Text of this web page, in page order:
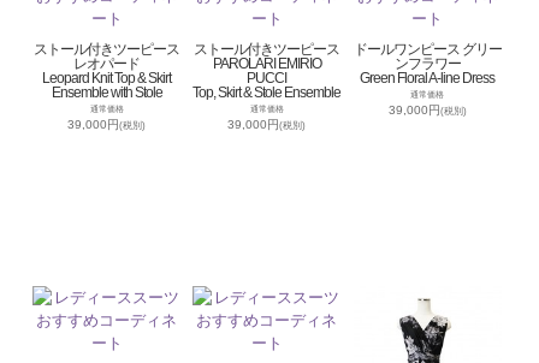
ストール付きツーピース
レオパード
Leopard Knit Top & Skirt
Ensemble with Stole
通常価格
39,000円(税別)
ストール付きツーピース
PAROLARI EMIRIO
PUCCI
Top, Skirt & Stole Ensemble
通常価格
39,000円(税別)
ドールワンピース グリー
ンフラワー
Green Floral A-line Dress
通常価格
39,000円(税別)